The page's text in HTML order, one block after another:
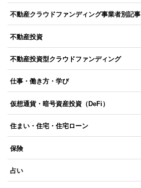
不動産クラウドファンディング事業者別記事
不動産投資
不動産投資型クラウドファンディング
仕事・働き方・学び
仮想通貨・暗号資産投資（DeFi）
住まい・住宅・住宅ローン
保険
占い